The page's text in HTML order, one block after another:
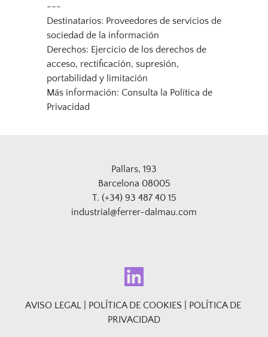
---
Destinatarios: Proveedores de servicios de
sociedad de la información
Derechos: Ejercicio de los derechos de
acceso, rectificación, supresión,
portabilidad y limitación
Más información: Consulta la Política de
Privacidad
Pallars, 193
Barcelona 08005
T. (+34) 93 487 40 15
industrial@ferrer-dalmau.com
AVISO LEGAL POLÍTICA DE COOKIES
POLÍTICA DE
PRIVACIDAD